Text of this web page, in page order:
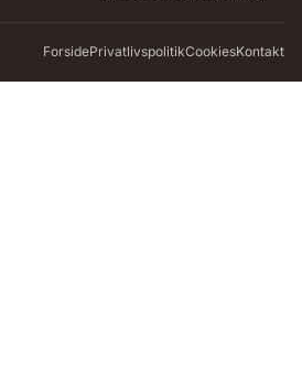
ForsidePrivatlivspolitikCookiesKontakt